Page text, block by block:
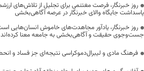
روز خبرنگار، فرصت مغتنمی برای تجلیل از تلاش‌های
پاسداشت جایگاه والای خبرنگار در عرصه آگاهی‌بخشی
روز خبرنگار، یادآور مجاهدت‌های خاموش انسان‌هایی
جست‌وجوی حقیقت و آگاهی‌بخشی به جامعه معنا کرده‌اند
فرهنگ مادی و لیبرال‌دموکراسی نتیجه‌ای جز فساد و